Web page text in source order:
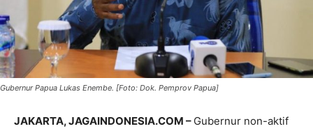
Gubernur Papua Lukas Enembe. [Foto: Dok. Pemprov Papua]
JAKARTA, JAGAINDONESIA.COM – Gubernur non-aktif